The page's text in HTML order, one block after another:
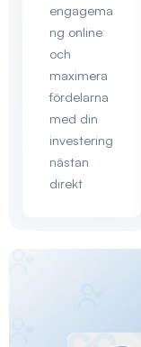
engagema
ng online
och
maximera
fördelarna
med din
investering
nästan
direkt